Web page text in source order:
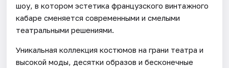
шоу, в котором эстетика французского винтажного
кабаре сменяется современными и смелыми
театральными решениями.
Уникальная коллекция костюмов на грани театра и
высокой моды, десятки образов и бесконечные